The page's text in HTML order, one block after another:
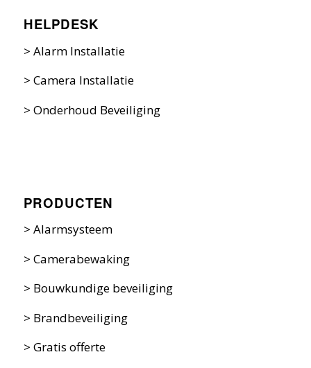
HELPDESK
> Alarm Installatie
> Camera Installatie
> Onderhoud Beveiliging
PRODUCTEN
> Alarmsysteem
> Camerabewaking
> Bouwkundige beveiliging
> Brandbeveiliging
> Gratis offerte